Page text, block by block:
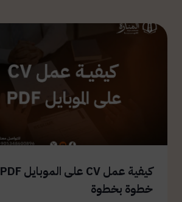
كيفية عمل CV على الموبايل PDF
خطوة بخطوة